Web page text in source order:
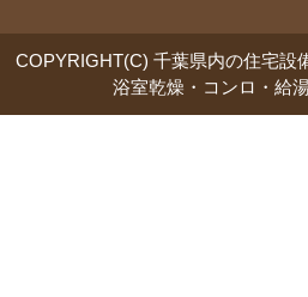
COPYRIGHT(C) 千葉県内の住宅
浴室乾燥・コンロ・給